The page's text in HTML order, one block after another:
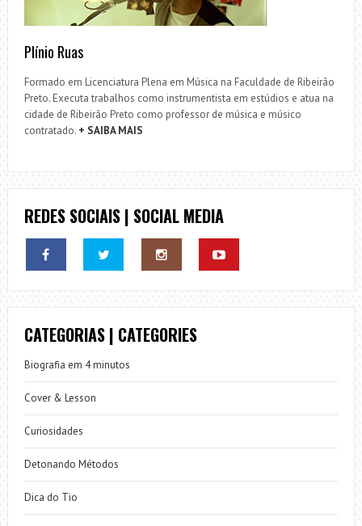
Plínio Ruas
Formado em Licenciatura Plena em Música na Faculdade de Ribeirão
Preto. Executa trabalhos como instrumentista em estúdios e atua na
cidade de Ribeirão Preto como professor de música e músico
contratado. + SAIBA MAIS
REDES SOCIAIS | SOCIAL MEDIA
CATEGORIAS | CATEGORIES
Biografia em 4 minutos
Cover & Lesson
Curiosidades
Detonando Métodos
Dica do Tio